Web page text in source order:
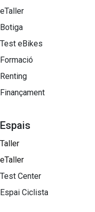
eTaller
Botiga
Test eBikes
Formació
Renting
Finançament
Espais
Taller
eTaller
Test Center
Espai Ciclista